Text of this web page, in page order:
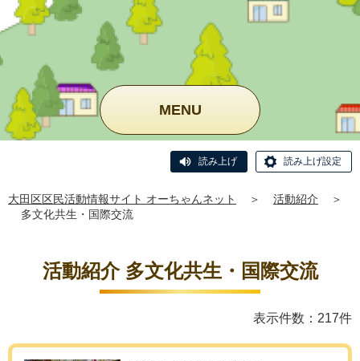
MENU
読み上げ 読み上げ設定
大田区区民活動情報サイト オーちゃんネット ＞ 活動紹介
＞
多文化共生・国際交流
活動紹介 多文化共生・国際交流
表示件数：217件